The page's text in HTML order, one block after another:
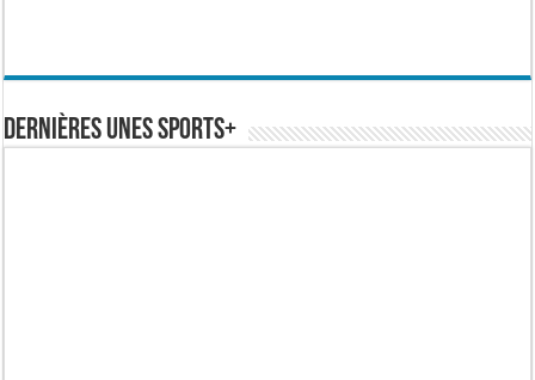
Dernières Unes Sports+